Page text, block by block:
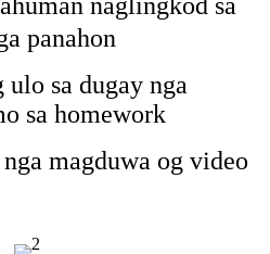
panahon
sa dugay nga
sa homework
magduwa og video